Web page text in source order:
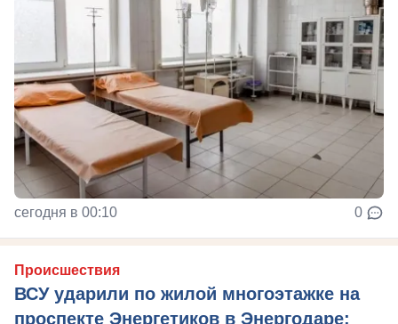
сегодня в 00:10 0
Происшествия
ВСУ ударили по жилой многоэтажке на
проспекте Энергетиков в Энергодаре: